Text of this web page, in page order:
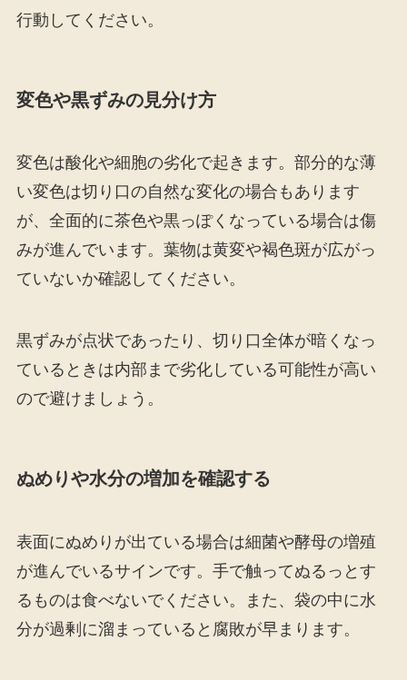
行動してください。
変色や黒ずみの見分け方
変色は酸化や細胞の劣化で起きます。部分的な薄
い変色は切り口の自然な変化の場合もあります
が、全面的に茶色や黒っぽくなっている場合は傷
みが進んでいます。葉物は黄変や褐色斑が広がっ
ていないか確認してください。
黒ずみが点状であったり、切り口全体が暗くなっ
ているときは内部まで劣化している可能性が高い
ので避けましょう。
ぬめりや水分の増加を確認する
表面にぬめりが出ている場合は細菌や酵母の増殖
が進んでいるサインです。手で触ってぬるっとす
るものは食べないでください。また、袋の中に水
分が過剰に溜まっていると腐敗が早まります。